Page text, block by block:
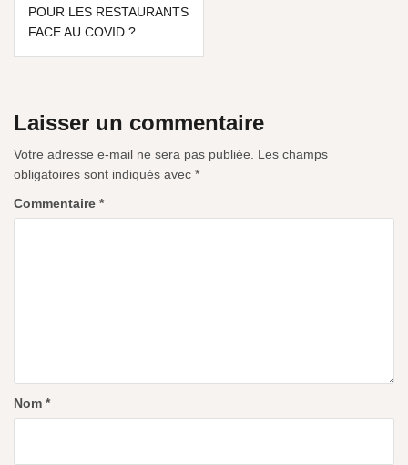
POUR LES RESTAURANTS
FACE AU COVID ?
Laisser un commentaire
Votre adresse e-mail ne sera pas publiée.
Les champs
obligatoires sont indiqués avec *
Commentaire *
Nom *